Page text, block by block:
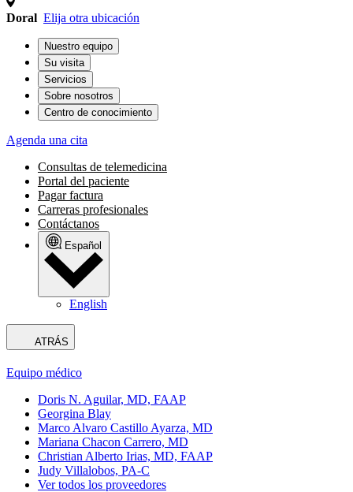
Doral Elija otra ubicación
Nuestro equipo
Su visita
Servicios
Sobre nosotros
Centro de conocimiento
Agenda una cita
Consultas de telemedicina
Portal del paciente
Pagar factura
Carreras profesionales
Contáctanos
Español
English
ATRÁS
Equipo médico
Doris N. Aguilar, MD, FAAP
Georgina Blay
Marco Alvaro Castillo Ayarza, MD
Mariana Chacon Carrero, MD
Christian Alberto Irias, MD, FAAP
Judy Villalobos, PA-C
Ver todos los proveedores